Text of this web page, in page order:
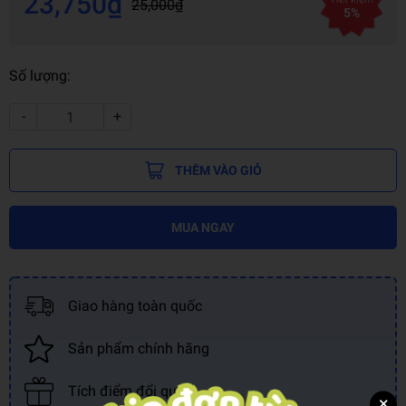
25,000₫ 5%
Số lượng:
- +
THÊM VÀO GIỎ
MUA NGAY
Giao hàng toàn quốc
Sản phẩm chính hãng
Tích điểm đổi quà